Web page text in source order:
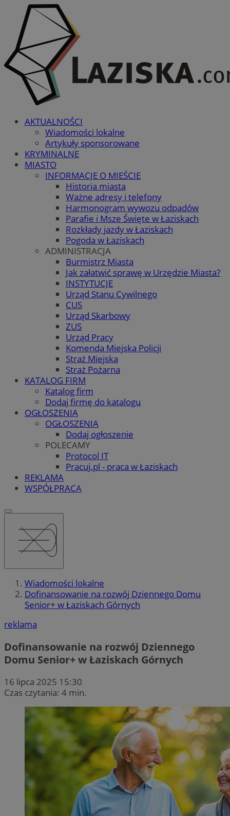
AKTUALNOŚCI
Wiadomości lokalne
Artykuły sponsorowane
KRYMINALNE
MIASTO
INFORMACJE O MIEŚCIE
Historia miasta
Ważne adresy i telefony
Harmonogram wywozu odpadów
Parafie i Msze Święte w Łaziskach
Rozkłady jazdy w Łaziskach
Pogoda w Łaziskach
ADMINISTRACJA
Burmistrz Miasta
Jak załatwić sprawę w Urzędzie Miasta?
INSTYTUCJE
Urząd Stanu Cywilnego
CUS
Urząd Skarbowy
ZUS
Urząd Pracy
Komenda Miejska Policji
Straż Miejska
Straż Pożarna
KATALOG FIRM
Katalog firm
Dodaj firmę do katalogu
OGŁOSZENIA
OGŁOSZENIA
Dodaj ogłoszenie
POLECAMY
Protocol IT
Pracuj.pl - praca w Łaziskach
REKLAMA
WSPÓŁPRACA
Wiadomości lokalne
Dofinansowanie na rozwój Dziennego Domu
Senior+ w Łaziskach Górnych
reklama
Dofinansowanie na rozwój Dziennego
Domu Senior+ w Łaziskach Górnych
16 lipca 2025 15:30
Czas czytania: 4 min.